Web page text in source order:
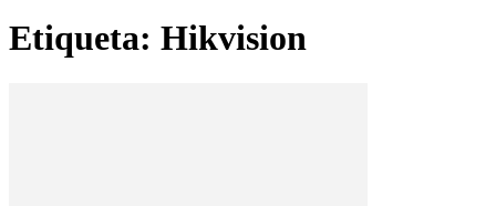
Etiqueta: Hikvision